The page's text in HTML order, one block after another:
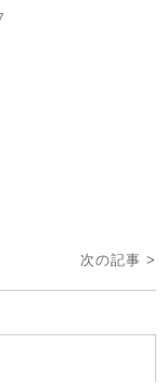
次の記事 >